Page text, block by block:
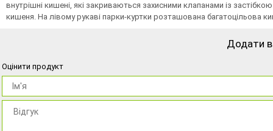
внутрішні кишені, які закриваються захисними клапанами із
кишеня. На лівому рукаві парки-куртки розташована багатоцільова
Додати
Оцінити продукт